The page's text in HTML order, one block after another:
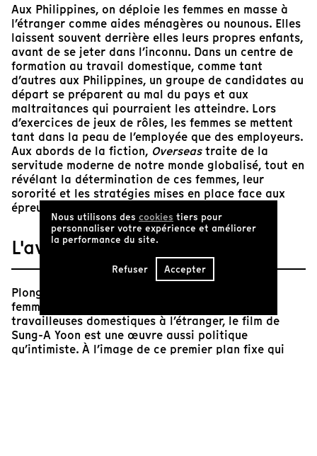
Aux Philippines, on déploie les femmes en masse à
l’étranger comme aides ménagères ou nounous. Elles
laissent souvent derrière elles leurs propres enfants,
avant de se jeter dans l’inconnu. Dans un centre de
formation au travail domestique, comme tant
d’autres aux Philippines, un groupe de candidates au
départ se préparent au mal du pays et aux
maltraitances qui pourraient les atteindre. Lors
d’exercices de jeux de rôles, les femmes se mettent
tant dans la peau de l’employée que des employeurs.
Aux abords de la fiction, Overseastraite de la
servitude moderne de notre monde globalisé, tout en
révélant la détermination de ces femmes, leur
sororité et les stratégies mises en place face aux
épreuves que leur réserve l’avenir.
L'avis de Tënk
Plongée dans un centre de formation pour des
femmes philippines destinées à devenir des
travailleuses domestiques à l’étranger, le film de
Sung-A Yoon est une œuvre aussi politique
qu’intimiste. À l’image de ce premier plan fixe qui
Nous utilisons des cookies tiers pour
personnaliser votre expérience et améliorer
la performance du site.
Refuser Accepter